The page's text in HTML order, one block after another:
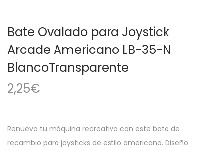
Bate Ovalado para Joystick
Arcade Americano LB-35-N
BlancoTransparente
2,25€
Renueva tu máquina recreativa con este bate de
recambio para joysticks de estilo americano. Diseño